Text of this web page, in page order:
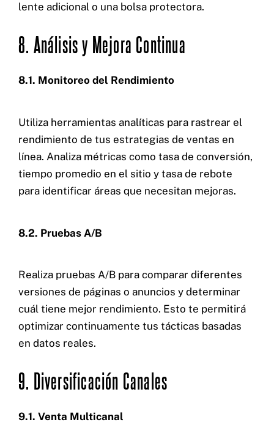
lente adicional o una bolsa protectora.
8. Análisis y Mejora Continua
8.1. Monitoreo del Rendimiento
Utiliza herramientas analíticas para rastrear el
rendimiento de tus estrategias de ventas en
línea. Analiza métricas como tasa de conversión,
tiempo promedio en el sitio y tasa de rebote
para identificar áreas que necesitan mejoras.
8.2. Pruebas A/B
Realiza pruebas A/B para comparar diferentes
versiones de páginas o anuncios y determinar
cuál tiene mejor rendimiento. Esto te permitirá
optimizar continuamente tus tácticas basadas
en datos reales.
9. Diversificación Canales
9.1. Venta Multicanal